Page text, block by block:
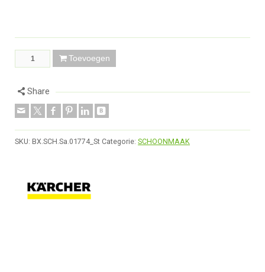
Toevoegen
Share
SKU: BX.SCH.Sa.01774_St Categorie: SCHOONMAAK